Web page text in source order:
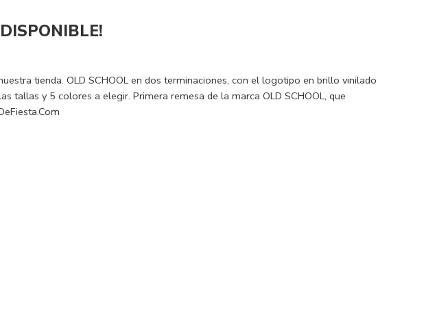
tienda. OLD SCHOOL en dos terminaciones, con el logotipo en brillo vinilado
tallas y 5 colores a elegir. Primera remesa de la marca OLD SCHOOL, que